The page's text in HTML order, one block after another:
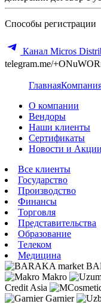
Способы регистрации
Канал Micros
telegram.me/
Главная
О компании
Вендоры
Наши клиенты
Сертификаты
Новости и Акции
Все клиенты
Государство
Производство
Финансы
Торговля
Представительства
Образование
Телеком
Медицина
Makro
Credit Asia
Garnier